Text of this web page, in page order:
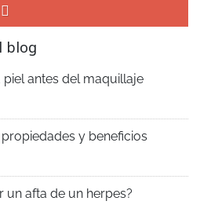
blog
antes del maquillaje
y beneficios
un afta de un herpes?